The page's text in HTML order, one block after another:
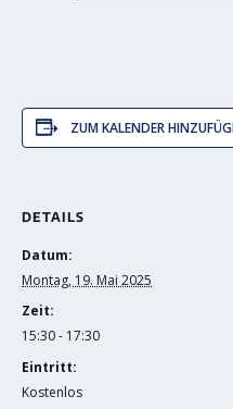
ZUM KALENDER
DETAILS
Datum:
Montag, 19. Mai 2025
Zeit:
15:30 - 17:30
Eintritt:
Kostenlos